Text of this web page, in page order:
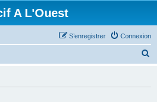
A L'Ouest
Connexion
S’enregistrer